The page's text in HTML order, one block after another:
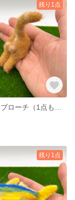
残り1点
残り1点